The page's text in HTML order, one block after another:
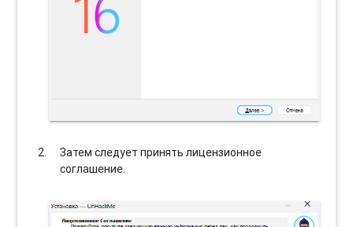
Затем следует принять лицензионное
соглашение.